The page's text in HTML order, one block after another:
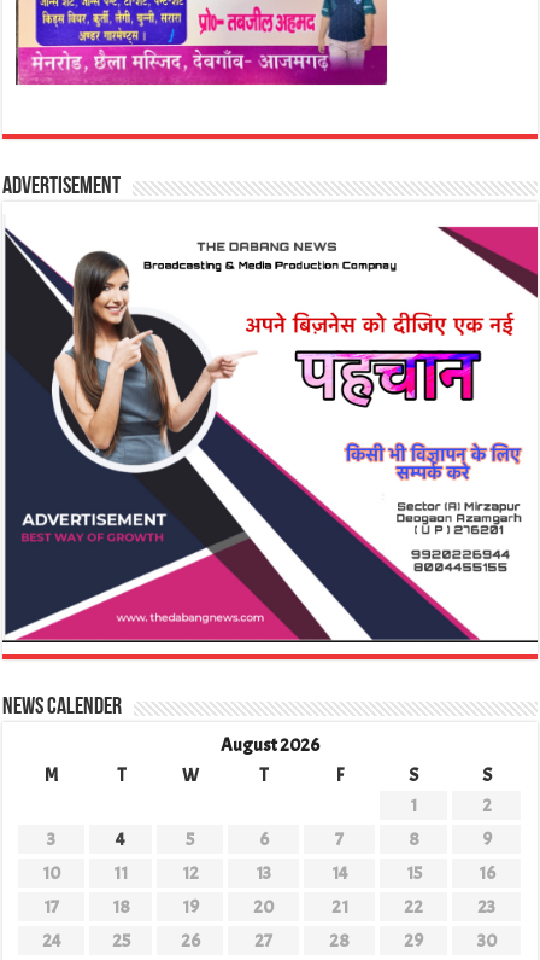
Advertisement
News Calender
August 2026
M
T W T F S
S
1
2
3
4 5 6 7 8
9
10
11 12 13 14 15
16
17
18 19 20 21 22
23
24
25 26 27 28 29
30